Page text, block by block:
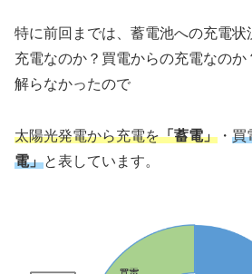
特に前回までは、蓄電池への充電
充電なのか？買電からの充電なのか
解らなかったので
太陽光発電から充電を「蓄電」 ・ 買
電」と表しています。